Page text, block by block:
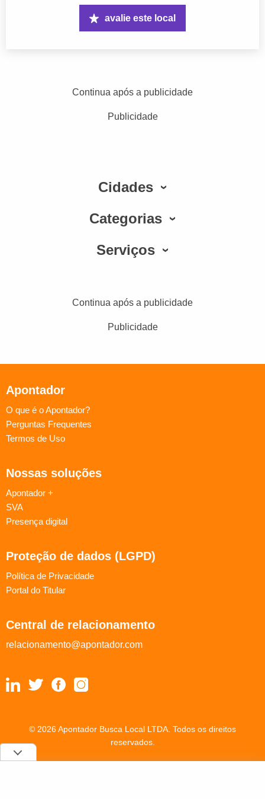
avalie este local
Continua após a publicidade
Publicidade
Cidades
Categorias
Serviços
Continua após a publicidade
Publicidade
Apontador
O que é o Apontador?
Perguntas Frequentes
Termos de Uso
Nossas soluções
Apontador +
SVA
Presença digital
Proteção de dados (LGPD)
Política de Privacidade
Portal do Titular
Central de relacionamento
relacionamento@apontador.com
© 2026 Apontador Busca Local LTDA. Todos os direitos
reservados.